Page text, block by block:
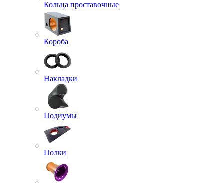
Кольца проставочные
Короба
Накладки
Подиумы
Полки